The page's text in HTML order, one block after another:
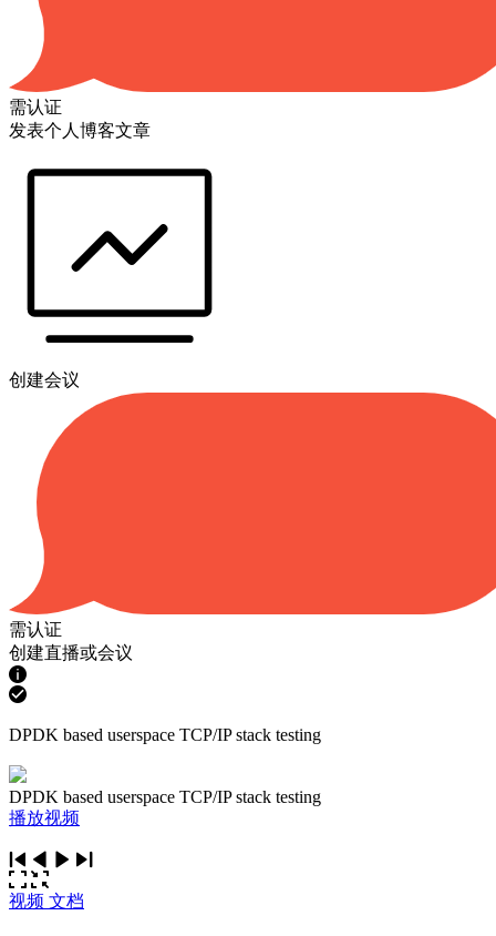
需认证
发表个人博客文章
创建会议
需认证
创建直播或会议
DPDK based userspace TCP/IP stack testing
DPDK based userspace TCP/IP stack testing
播放视频
视频 文档